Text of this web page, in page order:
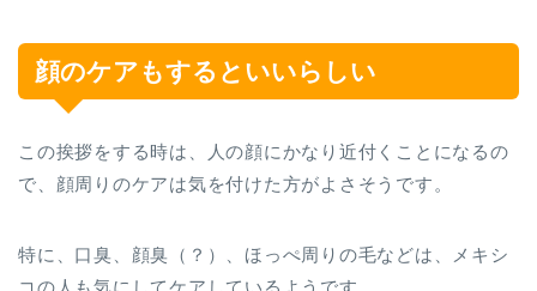
顔のケアもするといいらしい
この挨拶をする時は、人の顔にかなり近付くことになるの
で、顔周りのケアは気を付けた方がよさそうです。
特に、口臭、顔臭（？）、ほっぺ周りの毛などは、メキシ
コの人も気にしてケアしているようです。